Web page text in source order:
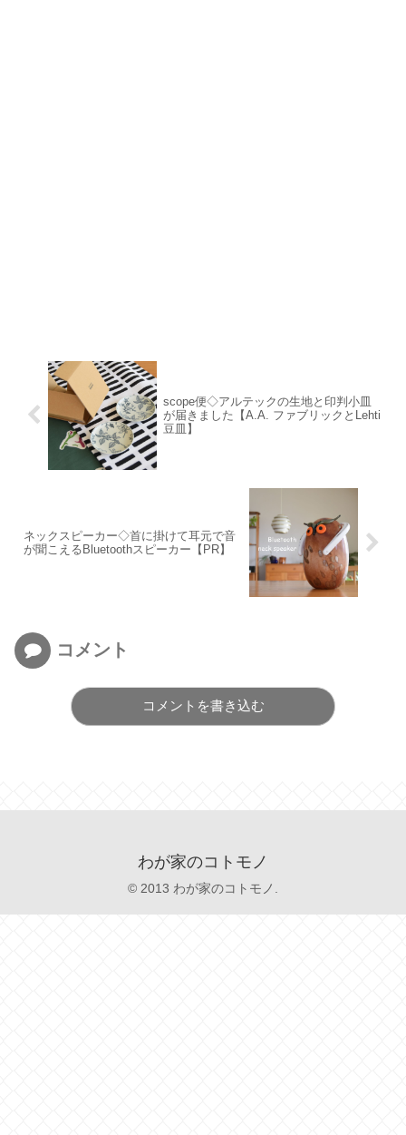
scope便◇アルテックの生地と印判小皿
が届きました【A.A. ファブリックとLehti
豆皿】
ネックスピーカー◇首に掛けて耳元で音
が聞こえるBluetoothスピーカー【PR】
コメント
コメントを書き込む
わが家のコトモノ
© 2013 わが家のコトモノ.